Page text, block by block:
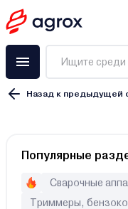
Назад к предыдущей
Популярные
Сварочные
Триммеры,
Электрический
Аккумуляторный